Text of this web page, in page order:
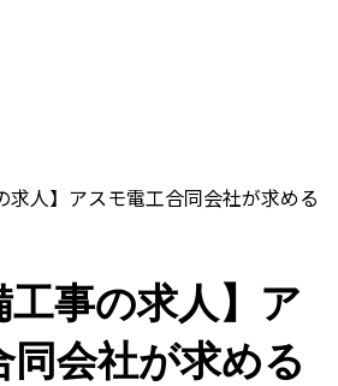
求人】アスモ電工合同会社が求める
工事の求人】ア
同会社が求める